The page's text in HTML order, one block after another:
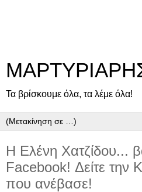
Τα βρίσκουμε όλα, τα λέμε όλα!
Η Ελένη Χατζίδου...
Facebook! Δείτε
που ανέβασε!